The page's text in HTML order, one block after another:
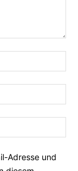
Adresse und